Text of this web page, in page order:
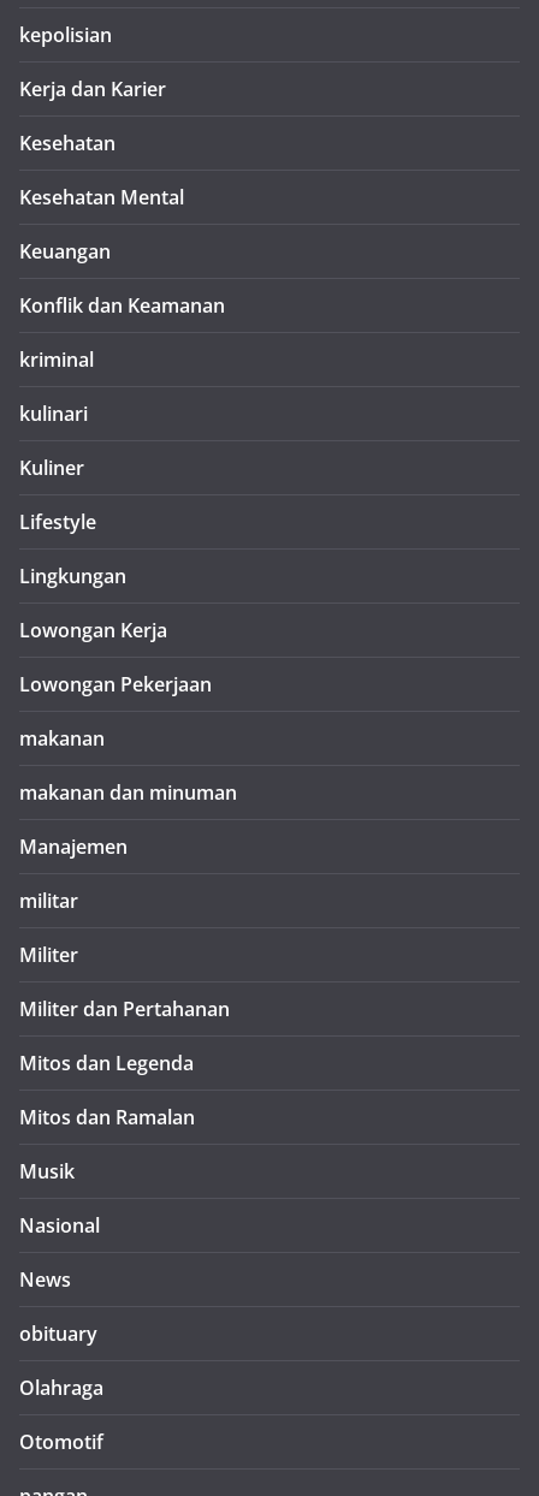
kepolisian
Kerja dan Karier
Kesehatan
Kesehatan Mental
Keuangan
Konflik dan Keamanan
kriminal
kulinari
Kuliner
Lifestyle
Lingkungan
Lowongan Kerja
Lowongan Pekerjaan
makanan
makanan dan minuman
Manajemen
militar
Militer
Militer dan Pertahanan
Mitos dan Legenda
Mitos dan Ramalan
Musik
Nasional
News
obituary
Olahraga
Otomotif